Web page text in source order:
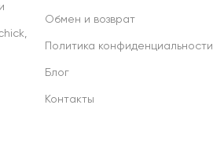
Обмен и возврат
Политика конфиденциальности
Блог
Контакты